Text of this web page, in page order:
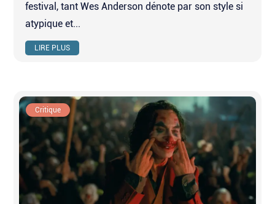
festival, tant Wes Anderson dénote par son style si
atypique et...
LIRE PLUS
Critique